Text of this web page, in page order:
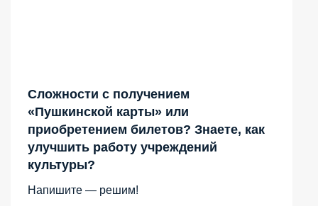
Сложности с получением
«Пушкинской карты» или
приобретением билетов? Знаете, как
улучшить работу учреждений
культуры?
Напишите — решим!